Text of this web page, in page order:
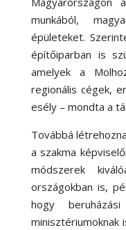
munkából,
épületeket.
építőiparban is
amelyek a
regionális cégek,
esély – mondta a
Továbbá
a szakma
módszerek
országokban is,
hogy
minisztériumoknak